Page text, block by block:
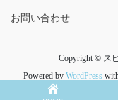
お問い合わせ
Copyright © ス
Powered by WordPress